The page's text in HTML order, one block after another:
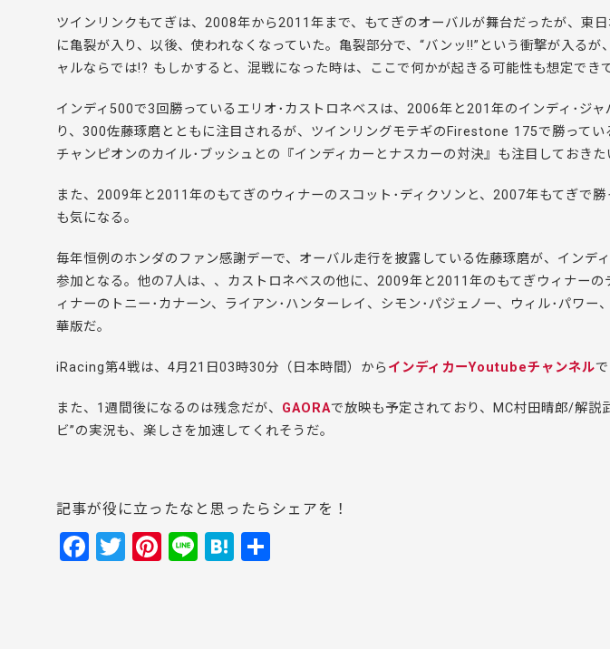
ツインリンクもてぎは、2008年から2011年まで、もてぎのオーバルが舞台だったが、東
に亀裂が入り、以後、使われなくなっていた。亀裂部分で、“バンッ!!”という衝撃が入るが
ャルならでは!? もしかすると、混戦になった時は、ここで何かが起きる可能性も想定でき
インディ500で3回勝っているエリオ･カストロネベスは、2006年と201年のインディ･ジ
り、300佐藤琢磨とともに注目されるが、ツインリングモテギのFirestone 175で勝ってい
チャンピオンのカイル･ブッシュとの『インディカーとナスカーの対決』も注目しておきた
また、2009年と2011年のもてぎのウィナーのスコット･ディクソンと、2007年もてぎで
も気になる。
毎年恒例のホンダのファン感謝デーで、オーバル走行を披露している佐藤琢磨が、インデ
参加となる。他の7人は、、カストロネベスの他に、2009年と2011年のもてぎウィナーの
ィナーのトニー･カナーン、ライアン･ハンターレイ、シモン･パジェノー、ウィル･パワー
華版だ。
iRacing第4戦は、4月21日03時30分（日本時間）から インディカーYoutubeチャンネル
また、1週間後になるのは残念だが、 GAORAで放映も予定されており、MC村田晴郎/解説
ビ”の実況も、楽しさを加速してくれそうだ。
記事が役に立ったなと思ったらシェアを！
F
T
Pi Li H